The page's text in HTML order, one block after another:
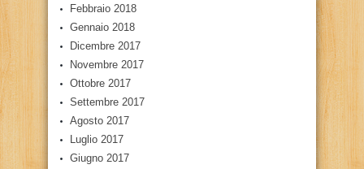
Febbraio 2018
Gennaio 2018
Dicembre 2017
Novembre 2017
Ottobre 2017
Settembre 2017
Agosto 2017
Luglio 2017
Giugno 2017